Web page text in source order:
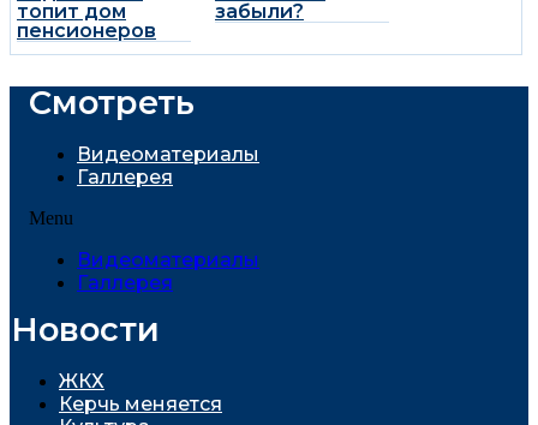
топит дом
пенсионеров
забыли?
Смотреть
Видеоматериалы
Галлерея
Menu
Видеоматериалы
Галлерея
Новости
ЖКХ
Керчь меняется